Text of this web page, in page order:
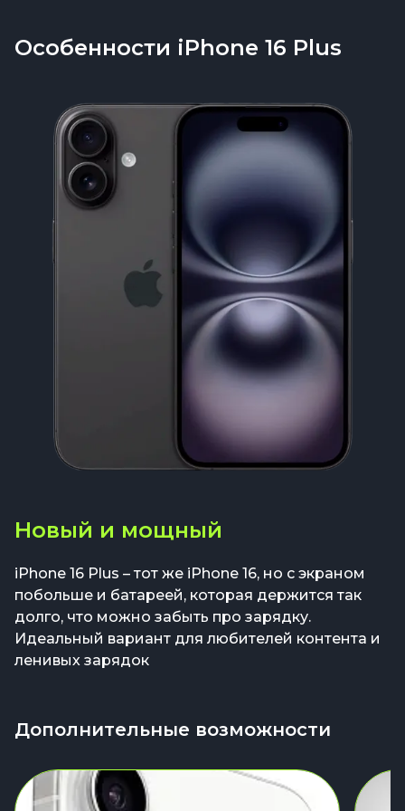
Особенности iPhone 16 Plus
Новый и мощный
iPhone 16 Plus – тот же iPhone 16, но с экраном
побольше и батареей, которая держится так
долго, что можно забыть про зарядку.
Идеальный вариант для любителей контента и
ленивых зарядок
Дополнительные возможности